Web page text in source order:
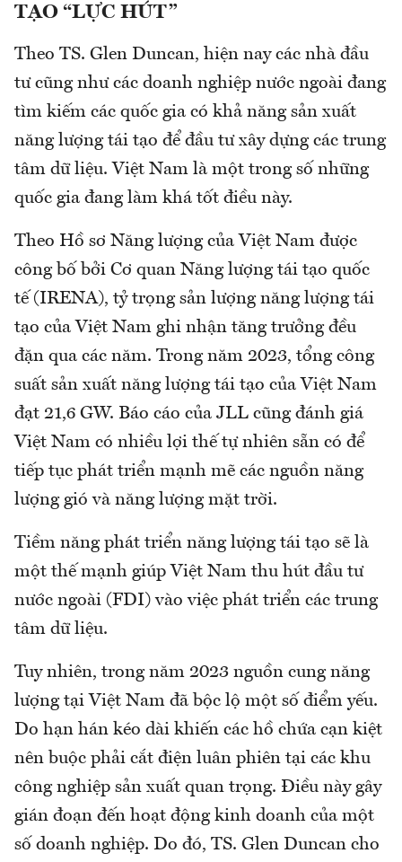
TẠO “LỰC HÚT”
Theo TS. Glen Duncan, hiện nay các nhà đầu
tư cũng như các doanh nghiệp nước ngoài đang
tìm kiếm các quốc gia có khả năng sản xuất
năng lượng tái tạo để đầu tư xây dựng các trung
tâm dữ liệu. Việt Nam là một trong số những
quốc gia đang làm khá tốt điều này.
Theo Hồ sơ Năng lượng của Việt Nam được
công bố bởi Cơ quan Năng lượng tái tạo quốc
tế (IRENA), tỷ trọng sản lượng năng lượng tái
tạo của Việt Nam ghi nhận tăng trưởng đều
đặn qua các năm. Trong năm 2023, tổng công
suất sản xuất năng lượng tái tạo của Việt Nam
đạt 21,6 GW. Báo cáo của JLL cũng đánh giá
Việt Nam có nhiều lợi thế tự nhiên sẵn có để
tiếp tục phát triển mạnh mẽ các nguồn năng
lượng gió và năng lượng mặt trời.
Tiềm năng phát triển năng lượng tái tạo sẽ là
một thế mạnh giúp Việt Nam thu hút đầu tư
nước ngoài (FDI) vào việc phát triển các trung
tâm dữ liệu.
Tuy nhiên, trong năm 2023 nguồn cung năng
lượng tại Việt Nam đã bộc lộ một số điểm yếu.
Do hạn hán kéo dài khiến các hồ chứa cạn kiệt
nên buộc phải cắt điện luân phiên tại các khu
công nghiệp sản xuất quan trọng. Điều này gây
gián đoạn đến hoạt động kinh doanh của một
số doanh nghiệp. Do đó, TS. Glen Duncan cho